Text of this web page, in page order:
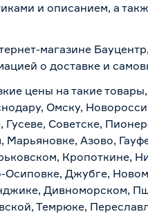
и описанием, а
магазине
о доставке и
цены на такие
Омску,
Советске,
Азово,
Кропоткине,
Осиповке, Джубге,
Дивноморском,
Темрюке,